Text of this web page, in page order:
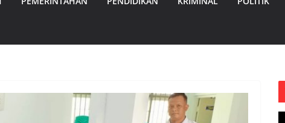
Program MBG, Efektifkan Kantin